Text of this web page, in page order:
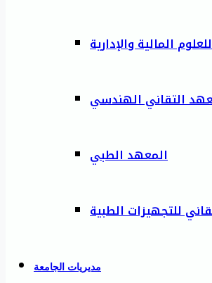
المالية والإدارية
التقاني الهندسي
المعهد الطبي
للتجهيزات الطبية
مديريات الجامعة